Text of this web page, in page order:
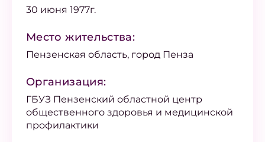
30 июня 1977г.
Место жительства:
Пензенская область, город Пенза
Организация:
ГБУЗ Пензенский областной центр
общественного здоровья и медицинской
профилактики